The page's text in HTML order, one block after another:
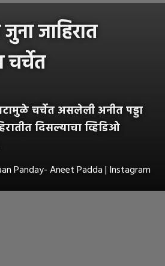
जाहिरात
चर्चेत
चर्चेत असलेली अनीत पड्डा
दिसल्याचा व्हिडिओ
Panday- Aneet Padda | Instagram